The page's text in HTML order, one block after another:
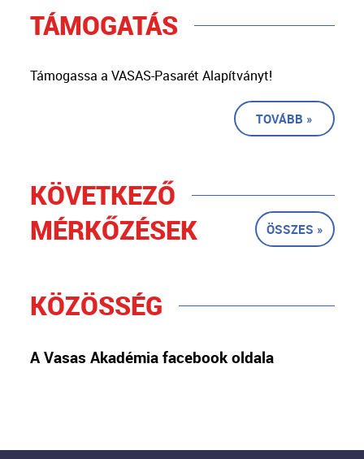
TÁMOGATÁS
Támogassa a VASAS-Pasarét Alapítványt!
TOVÁBB »
KÖVETKEZŐ
MÉRKŐZÉSEK
ÖSSZES »
KÖZÖSSÉG
A Vasas Akadémia facebook oldala